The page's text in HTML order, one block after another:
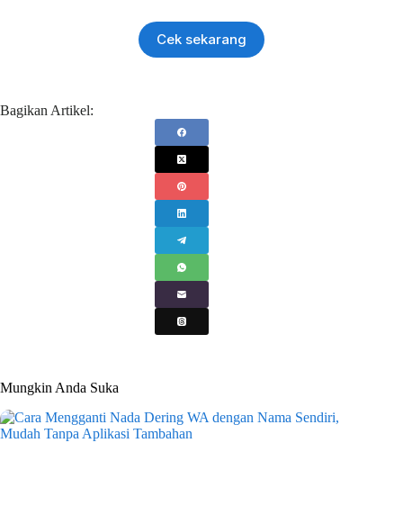
Cek sekarang
Bagikan Artikel:
Mungkin Anda Suka